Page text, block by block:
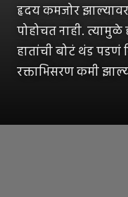
हृदय कमजोर झाल्यावर
पोहोचत नाही.
हातांची बोटं थंड पडणं
रक्ताभिसरण कमी